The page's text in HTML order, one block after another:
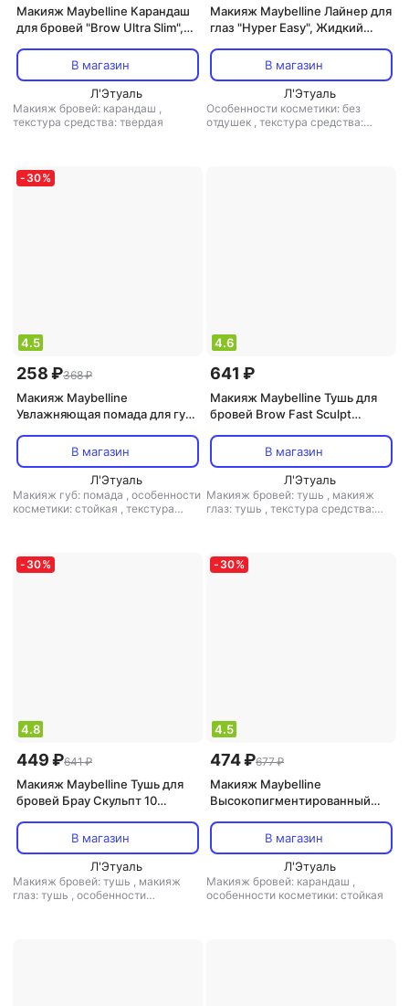
Макияж Maybelline Карандаш
для бровей "Brow Ultra Slim",
06, Темно-коричневый, 1 г
В магазин
Л'Этуаль
Макияж бровей: карандаш ,
текстура средства: твердая
Макияж Maybelline Лайнер для
глаз "Hyper Easy", Жидкий
В магазин
Л'Этуаль
Особенности косметики: без
отдушек , текстура средства:
- 30%
4.5
258 ₽368 ₽
Макияж Maybelline
Увлажняющая помада для губ
"Цитрусовый вкус.
Коралловый", 5 г
В магазин
Л'Этуаль
Макияж губ: помада , особенности
косметики: стойкая , текстура
4.6
641 ₽
Макияж Maybelline Тушь для
бровей Brow Fast Sculpt
коричневый 2.8 мл
В магазин
Л'Этуаль
Макияж бровей: тушь , макияж
глаз: тушь , текстура средства:
- 30%
4.8
449 ₽641 ₽
Макияж Maybelline Тушь для
бровей Брау Скульпт 10
В магазин
Л'Этуаль
Макияж бровей: тушь , макияж
глаз: тушь , особенности
- 30%
4.5
474 ₽677 ₽
Макияж Maybelline
Высокопигментированный
Brow 36 часов стойкости,
оттенок 02 блонд
В магазин
Л'Этуаль
Макияж бровей: карандаш ,
особенности косметики: стойкая